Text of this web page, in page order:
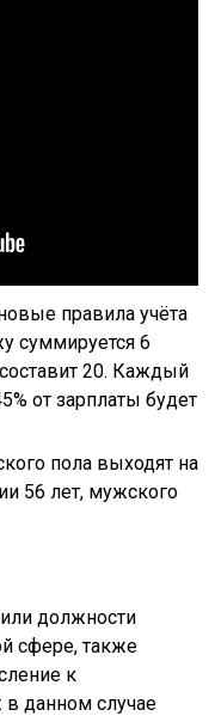
правила учёта
суммируется 6
20. Каждый
от зарплаты будет
пола выходят на
56 лет, мужского
должности
сфере, также
к
данном случае